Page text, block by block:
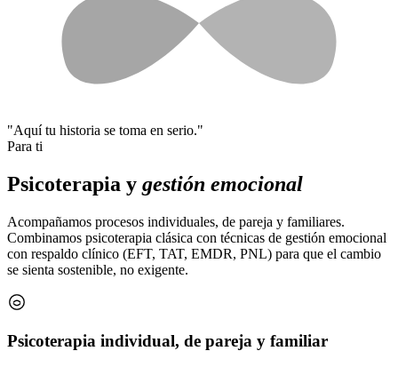
"Aquí tu historia se toma en serio."
Para ti
Psicoterapia y gestión emocional
Acompañamos procesos individuales, de pareja y familiares.
Combinamos psicoterapia clásica con técnicas de gestión emocional
con respaldo clínico (EFT, TAT, EMDR, PNL) para que el cambio
se sienta sostenible, no exigente.
Psicoterapia individual, de pareja y familiar